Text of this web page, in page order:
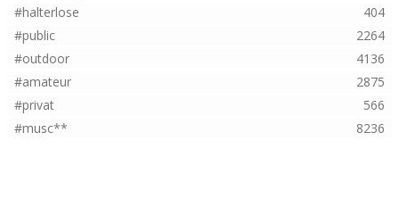
#halterlose
404
#public
2264
#outdoor
4136
#amateur
2875
#privat
566
#musc**
8236